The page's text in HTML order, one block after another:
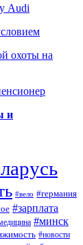
Audi
охоты на
и
#вело #германия
#зарплата
#минск
#новости